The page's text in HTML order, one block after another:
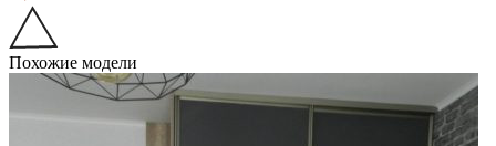
Похожие модели